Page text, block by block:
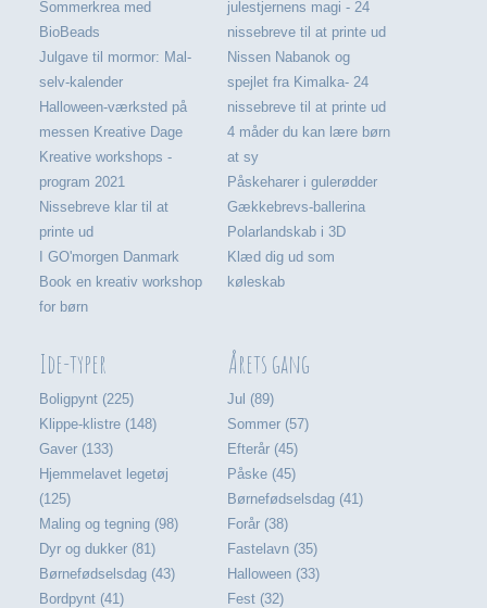
Sommerkrea med
BioBeads
Julgave til mormor: Mal-
selv-kalender
Halloween-værksted på
messen Kreative Dage
Kreative workshops -
program 2021
Nissebreve klar til at
printe ud
I GO'morgen Danmark
Book en kreativ workshop
for børn
julestjernens magi - 24
nissebreve til at printe ud
Nissen Nabanok og
spejlet fra Kimalka- 24
nissebreve til at printe ud
4 måder du kan lære børn
at sy
Påskeharer i gulerødder
Gækkebrevs-ballerina
Polarlandskab i 3D
Klæd dig ud som
køleskab
Ide-typer
Boligpynt (225)
Klippe-klistre (148)
Gaver (133)
Hjemmelavet legetøj
(125)
Maling og tegning (98)
Dyr og dukker (81)
Børnefødselsdag (43)
Bordpynt (41)
Årets gang
Jul (89)
Sommer (57)
Efterår (45)
Påske (45)
Børnefødselsdag (41)
Forår (38)
Fastelavn (35)
Halloween (33)
Fest (32)